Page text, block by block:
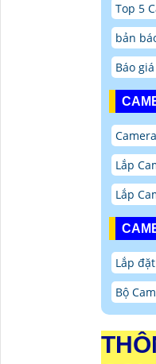
Top 5
bản
Báo
Lắp
Lắp
Lắp
Bộ